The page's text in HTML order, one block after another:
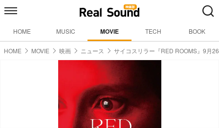
HOME MUSIC MOVIE TECH BOOK
HOME MOVIE 映画 ニュース サイコスリラー『RED ROOMS』9月